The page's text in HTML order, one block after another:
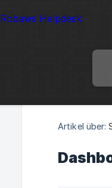
Artikel über: